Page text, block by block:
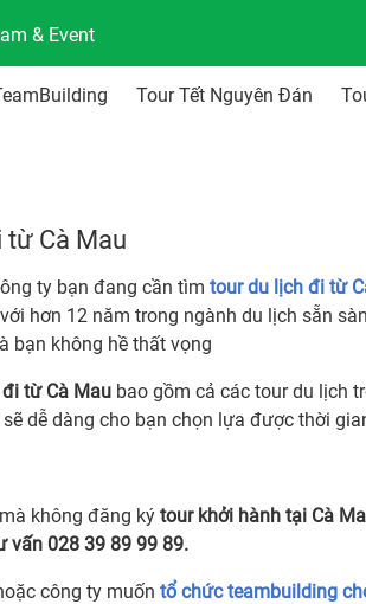
& Event
Tour Tết Nguyên Đán
từ Cà Mau
ty bạn đang cần tìm tour du lịch đi từ
hơn 12 năm trong ngành du lịch sẵn
bạn không hề thất vọng
từ Cà Maubao gồm cả các tour du lịch
dễ dàng cho bạn chọn lựa được thời
không đăng ký tour khởi hành tại Cà
vấn 028 39 89 99 89.
công ty muốn tổ chức teambuilding